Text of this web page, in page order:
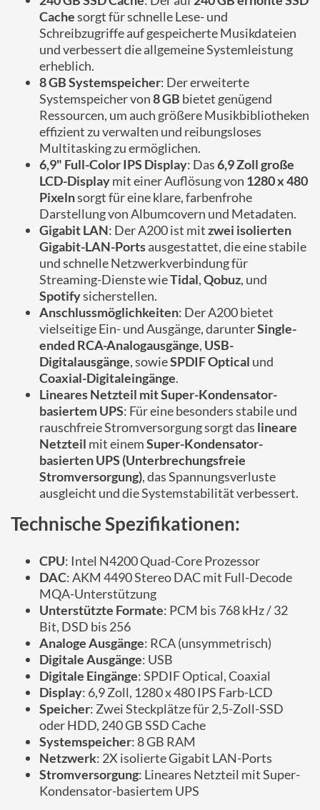
Cachesorgt für schnelle Lese- und
Schreibzugriffe auf gespeicherte Musikdateien
und verbessert die allgemeine Systemleistung
erheblich.
8 GB Systemspeicher: Der erweiterte
Systemspeicher von8 GB bietet genügend
Ressourcen, um auch größere Musikbibliotheken
effizient zu verwalten und reibungsloses
Multitasking zu ermöglichen.
6,9" Full-Color IPS Display: Das6,9 Zoll große
LCD-Displaymit einer Auflösung von 1280 x 480
Pixelnsorgt für eine klare, farbenfrohe
Darstellung von Albumcovern und Metadaten.
Gigabit LAN: Der A200 ist mitzwei isolierten
Gigabit-LAN-Portsausgestattet, die eine stabile
und schnelle Netzwerkverbindung für
Streaming-Dienste wieTidal,Qobuz, und
Spotifysicherstellen.
Anschlussmöglichkeiten: Der A200 bietet
vielseitige Ein- und Ausgänge, darunterSingle-
ended RCA-Analogausgänge, USB-
Digitalausgänge, sowieSPDIF Optical und
Coaxial-Digitaleingänge.
Lineares Netzteil mit Super-Kondensator-
basiertem UPS: Für eine besonders stabile und
rauschfreie Stromversorgung sorgt das lineare
Netzteil mit einemSuper-Kondensator-
basierten UPS (Unterbrechungsfreie
Stromversorgung), das Spannungsverluste
ausgleicht und die Systemstabilität verbessert.
Technische Spezifikationen:
CPU: Intel N4200 Quad-Core Prozessor
DAC: AKM 4490 Stereo DAC mit Full-Decode
MQA-Unterstützung
Unterstützte Formate: PCM bis 768 kHz / 32
Bit, DSD bis 256
Analoge Ausgänge: RCA (unsymmetrisch)
Digitale Ausgänge: USB
Digitale Eingänge: SPDIF Optical, Coaxial
Display: 6,9 Zoll, 1280 x 480 IPS Farb-LCD
Speicher: Zwei Steckplätze für 2,5-Zoll-SSD
oder HDD, 240 GB SSD Cache
Systemspeicher: 8 GB RAM
Netzwerk: 2X isolierte Gigabit LAN-Ports
Stromversorgung: Lineares Netzteil mit Super-
Kondensator-basiertem UPS